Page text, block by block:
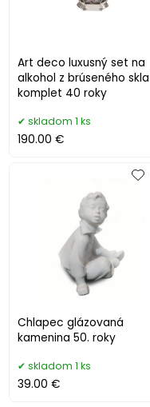
Art deco luxusný set na
alkohol z brúseného skla
komplet 40 roky
skladom 1 ks
190.00 €
Chlapec glázovaná
kamenina 50. roky
skladom 1 ks
39.00 €